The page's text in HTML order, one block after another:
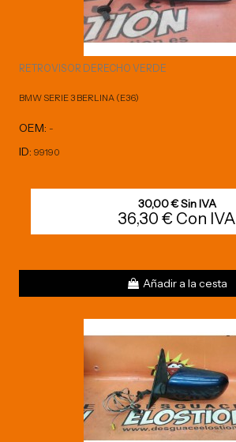
RETROVISOR DERECHO VERDE
BMW SERIE 3 BERLINA (E36)
OEM: -
ID: 99190
30,00 € Sin IVA
36,30 € Con IVA
Añadir a la cesta